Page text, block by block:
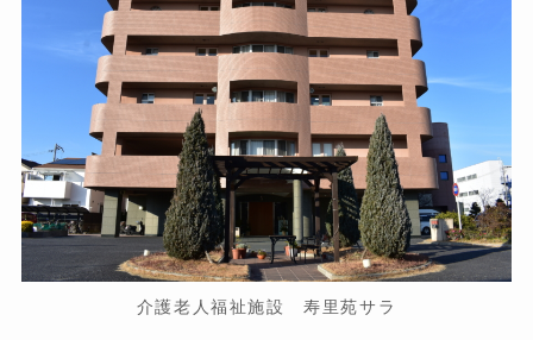
介護老人福祉施設 寿里苑サラ